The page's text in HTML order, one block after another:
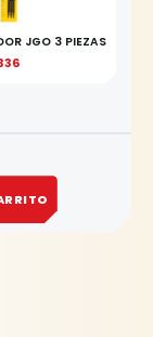
JGO 3 PIEZAS